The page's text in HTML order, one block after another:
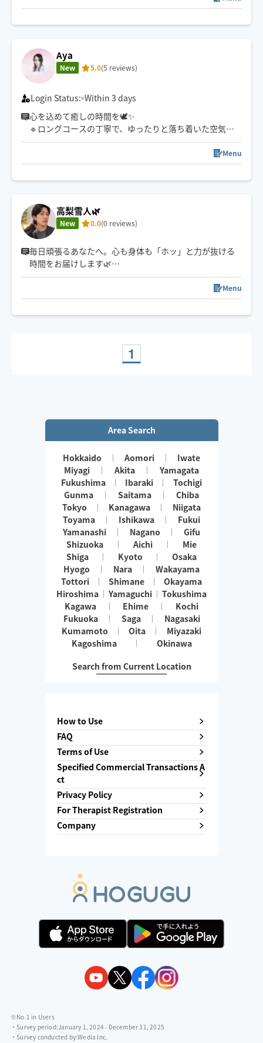
風、火、水の体質別でオイルを使い分けていて筋肉をほ
ぐして老廃物をリンパに流していく施術になります。
ルの浸透力が上がり相乗効果を感じて頂けるのでおすす
めです。
※運転予定、飲酒予定がある方はおすすめしません。
Aya
New 5.0(5 reviews)
Login Status: Within 3 days
心を込めて癒しの時間を🕊️✨
🔹ロングコースの丁寧で、ゆったりと落ち着いた空気
感、隅々迄行き届いた施術をするのが得意です✨
Menu
高梨雪人🌿
New 0.0(0 reviews)
毎日頑張るあなたへ。心も身体も「ホッ」と力が抜ける
時間をお届けします🌿
ご予約を迷われている方も、まずはお気軽にチャットか
らご連絡ください😊
あなたのお悩みやご希望を伺いながら、ぴったりの施術
Menu
1
Area Search
Hokkaido Aomori
Iwate
Miyagi
Akita
Yamagata
Fukushima
Ibaraki
Tochigi
Gunma
Saitama
Chiba
Tokyo
Kanagawa
Niigata
Toyama
Ishikawa
Fukui
Yamanashi
Nagano
Gifu
Shizuoka
Aichi
Mie
Shiga
Kyoto
Osaka
Hyogo
Nara
Wakayama
Tottori
Shimane
Okayama
Hiroshima
Yamaguchi
Tokushima
Kagawa
Ehime
Kochi
Fukuoka
Saga
Nagasaki
Kumamoto
Oita
Miyazaki
Kagoshima
Okinawa
Search from Current Location
How to Use
FAQ
Terms of Use
Specified Commercial Transactions A
ct
Privacy Policy
For Therapist Registration
Company
※No.1 in Users
・Survey period:January 1, 2024 - December 31, 2025
・Survey conducted by:Wedia Inc.